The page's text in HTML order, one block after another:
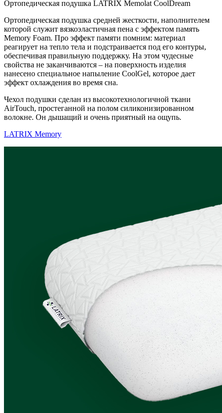
Ортопедическая подушка LATRIX Memolat CoolDream
Ортопедическая подушка средней жесткости, наполнителем
которой служит вязкоэластичная пена с эффектом память
Memory Foam. Про эффект памяти помним: материал
реагирует на тепло тела и подстраивается под его контуры,
обеспечивая правильную поддержку. На этом чудесные
свойства не заканчиваются – на поверхность изделия
нанесено специальное напыление CoolGel, которое дает
эффект охлаждения во время сна.
Чехол подушки сделан из высокотехнологичной ткани
AirTouch, простеганной на полом силиконизированном
волокне. Он дышащий и очень приятный на ощупь.
LATRIX Memory